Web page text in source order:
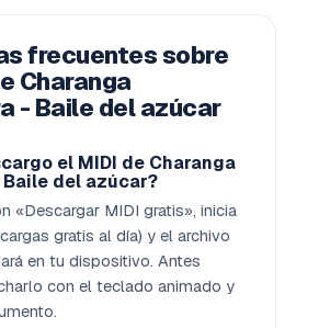
frecuentes sobre
Charanga
- Baile del azúcar
el MIDI de Charanga
Baile del azúcar?
«Descargar MIDI gratis», inicia
gratis al día) y el archivo
en tu dispositivo. Antes
con el teclado animado y